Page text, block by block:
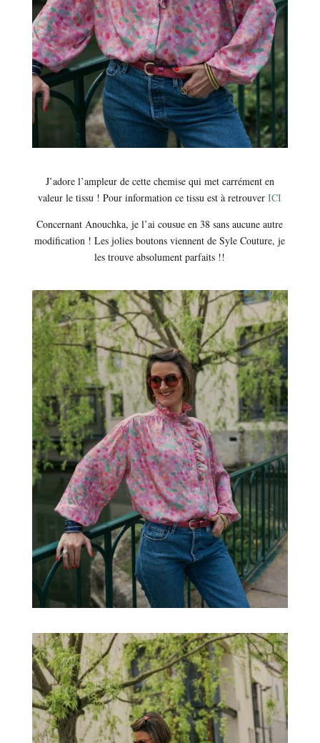
J’adore l’ampleur de cette chemise qui met carrément en
valeur le tissu ! Pour information ce tissu est à retrouverICI
Concernant Anouchka, je l’ai cousue en 38 sans aucune autre
modification ! Les jolies boutons viennent de Syle Couture, je
les trouve absolument parfaits !!